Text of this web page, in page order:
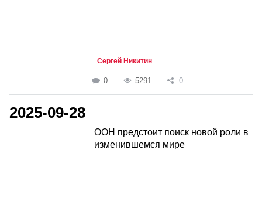
Сергей Никитин
0 5291 0
2025-09-28
ООН предстоит поиск новой роли в
изменившемся мире